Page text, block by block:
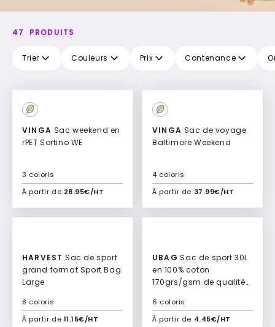
47 PRODUITS
Trier Couleurs Prix Contenance
VINGA
rPET Sortino WE
À partir de 28.95€/HT
3 coloris
Ajouter à mon devis
Culte
VINGA
Baltimore Weekend
À partir de 37.99€/HT
4 coloris
Ajouter à mon devis
HARVEST
grand format Sport Bag
Large
À partir de 11.15€/HT
8 coloris
UBAG Sac de sport 30L
en 100% coton
170grs/gsm de qualité
À partir de 4.45€/HT
6 coloris